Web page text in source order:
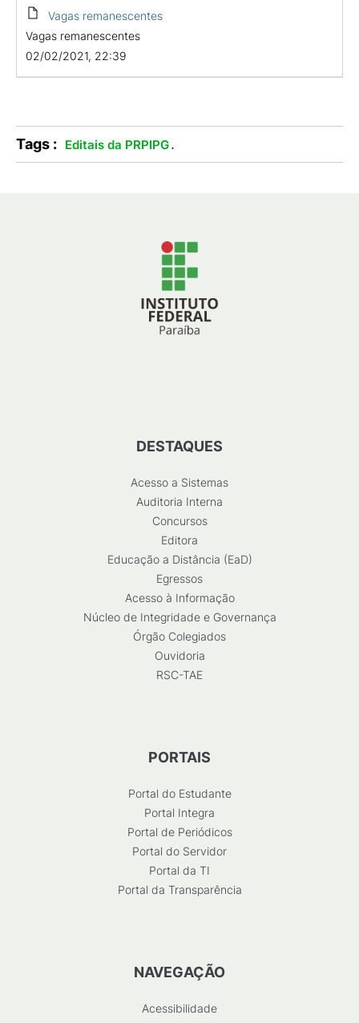
Vagas remanescentes
Vagas remanescentes
02/02/2021, 22:39
Tags : Editais da PRPIPG.
DESTAQUES
Acesso a Sistemas
Auditoria Interna
Concursos
Editora
Educação a Distância (EaD)
Egressos
Acesso à Informação
Núcleo de Integridade e Governança
Órgão Colegiados
Ouvidoria
RSC-TAE
PORTAIS
Portal do Estudante
Portal Integra
Portal de Periódicos
Portal do Servidor
Portal da TI
Portal da Transparência
NAVEGAÇÃO
Acessibilidade